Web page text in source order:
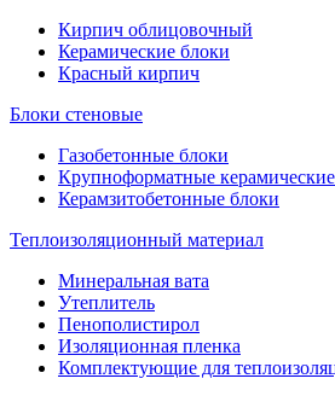
Кирпич облицовочный
Керамические блоки
Красный кирпич
Блоки стеновые
Газобетонные блоки
Крупноформатные
Керамзитобетонные блоки
Теплоизоляционный материал
Минеральная вата
Утеплитель
Пенополистирол
Изоляционная пленка
Комплектующие для